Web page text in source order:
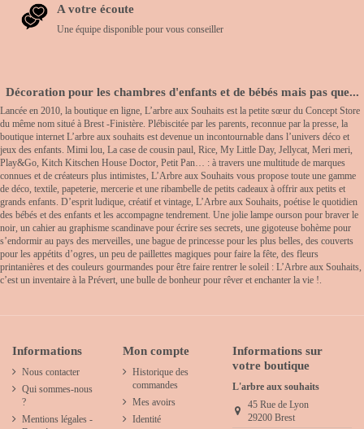
A votre écoute
Une équipe disponible pour vous conseiller
Décoration pour les chambres d'enfants et de bébés mais pas que...
Lancée en 2010, la boutique en ligne, L’arbre aux Souhaits est la petite sœur du Concept Store
du même nom situé à Brest -Finistère. Plébiscitée par les parents, reconnue par la presse, la
boutique internet L’arbre aux souhaits est devenue un incontournable dans l’univers déco et
jeux des enfants. Mimi lou, La case de cousin paul, Rice, My Little Day, Jellycat, Meri meri,
Play&Go, Kitch Kitschen House Doctor, Petit Pan… : à travers une multitude de marques
connues et de créateurs plus intimistes, L’Arbre aux Souhaits vous propose toute une gamme
de déco, textile, papeterie, mercerie et une ribambelle de petits cadeaux à offrir aux petits et
grands enfants. D’esprit ludique, créatif et vintage, L’Arbre aux Souhaits, poétise le quotidien
des bébés et des enfants et les accompagne tendrement. Une jolie lampe ourson pour braver le
noir, un cahier au graphisme scandinave pour écrire ses secrets, une gigoteuse bohème pour
s’endormir au pays des merveilles, une bague de princesse pour les plus belles, des couverts
pour les appétits d’ogres, un peu de paillettes magiques pour faire la fête, des fleurs
printanières et des couleurs gourmandes pour être faire rentrer le soleil : L’Arbre aux Souhaits,
c’est un inventaire à la Prévert, une bulle de bonheur pour rêver et enchanter la vie !.
Informations
Nous contacter
Qui sommes-nous
?
Mentions légales -
Mon compte
Historique des
commandes
Mes avoirs
Identité
Informations sur
votre boutique
L'arbre aux souhaits
45 Rue de Lyon
29200 Brest